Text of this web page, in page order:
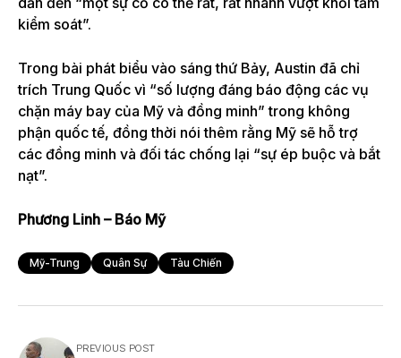
kiểm soát”.
Trong bài phát biểu vào sáng thứ Bảy, Austin đã chỉ
trích Trung Quốc vì “số lượng đáng báo động các vụ
chặn máy bay của Mỹ và đồng minh” trong không
phận quốc tế, đồng thời nói thêm rằng Mỹ sẽ hỗ trợ
các đồng minh và đối tác chống lại “sự ép buộc và bắt
nạt”.
Phương Linh – Báo Mỹ
Mỹ-Trung Quân Sự Tàu Chiến
PREVIOUS POST